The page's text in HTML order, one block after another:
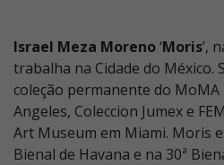
Israel Meza Moreno‘Moris’,
trabalha na Cidade do México.
coleção permanente do MoMA
Angeles, Coleccion Jumex e
Art Museum em Miami. Moris
Bienal de Havana e na 30ª